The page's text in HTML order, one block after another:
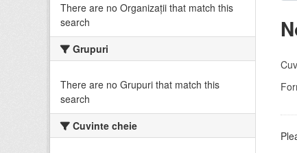
There are no Organizații that match this
search
Grupuri
There are no Grupuri that match this
search
Cuvinte cheie